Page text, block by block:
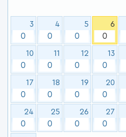
3
0
4
0
5
0
6
0
10
0
11
0
12
0
13
0
17
0
18
0
19
0
20
0
24
0
25
0
26
0
27
0